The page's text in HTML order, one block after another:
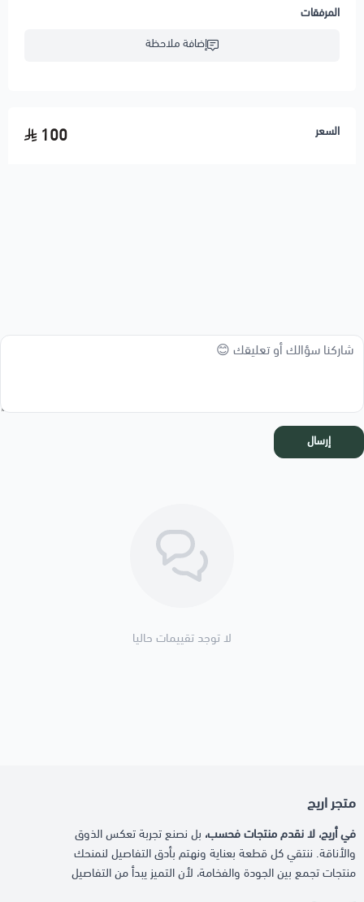
المرفقات
إضافة ملاحظة
السعر 100
إرسال
لا توجد تقييمات حاليا
متجر اريج
في أريج، لا نقدم منتجات فحسب، بل نصنع تجربة تعكس الذوق
والأناقة. ننتقي كل قطعة بعناية ونهتم بأدق التفاصيل لنمنحك
منتجات تجمع بين الجودة والفخامة، لأن التميز يبدأ من التفاصيل